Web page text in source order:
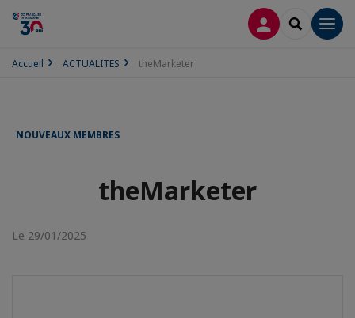
CONNEXION
Accueil ACTUALITES theMarketer
NOUVEAUX MEMBRES
theMarketer
Le 29/01/2025